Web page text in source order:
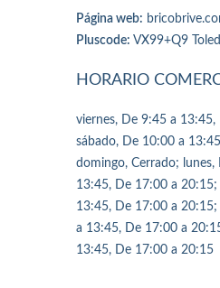
Página web:
Pluscode: VX99+Q9
HORARIO
viernes, De 9:45 a
sábado, De 10:00 a
domingo, Cerrado; lunes,
13:45, De 17:00 a
13:45, De 17:00 a
a 13:45, De 17:00 a
13:45, De 17:00 a 20:15